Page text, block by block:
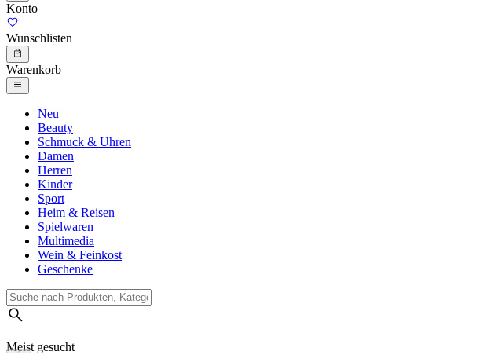
Konto
Wunschlisten
Warenkorb
Neu
Beauty
Schmuck & Uhren
Damen
Herren
Kinder
Sport
Heim & Reisen
Spielwaren
Multimedia
Wein & Feinkost
Geschenke
Meist gesucht